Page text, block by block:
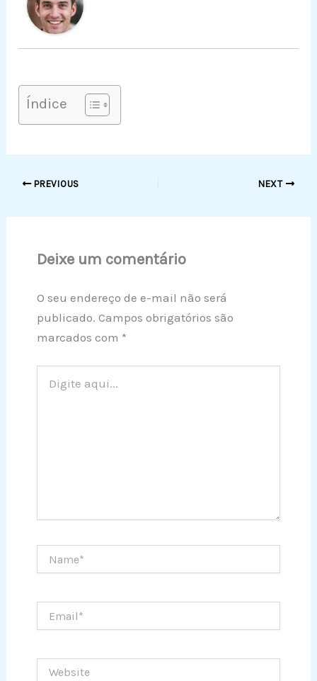
Índice
PREVIOUS NEXT
Deixe um comentário
O seu endereço de e-mail não será
publicado. Campos obrigatórios são
marcados com *
aqui...